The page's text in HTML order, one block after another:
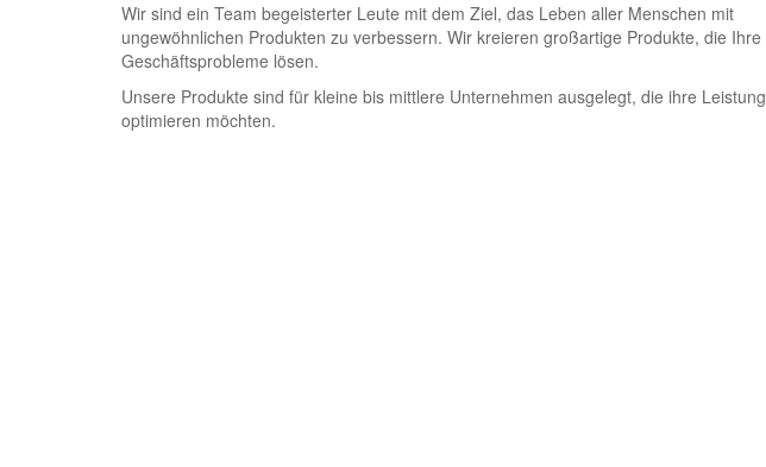
Wir sind ein Team begeisterter Leute mit dem Ziel, das Leben aller Menschen mit
ungewöhnlichen Produkten zu verbessern. Wir kreieren großartige Produkte, die Ihre
Geschäftsprobleme lösen.
Unsere Produkte sind für kleine bis mittlere Unternehmen ausgelegt, die ihre Leistung
optimieren möchten.